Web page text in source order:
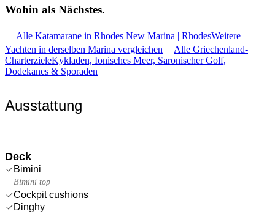
Wohin als Nächstes.
Alle Katamarane in Rhodes New Marina | RhodesWeitere
Yachten in derselben Marina vergleichen
Alle Griechenland-
CharterzieleKykladen, Ionisches Meer, Saronischer Golf,
Dodekanes & Sporaden
Ausstattung
Deck
Bimini
Bimini top
Cockpit cushions
Dinghy